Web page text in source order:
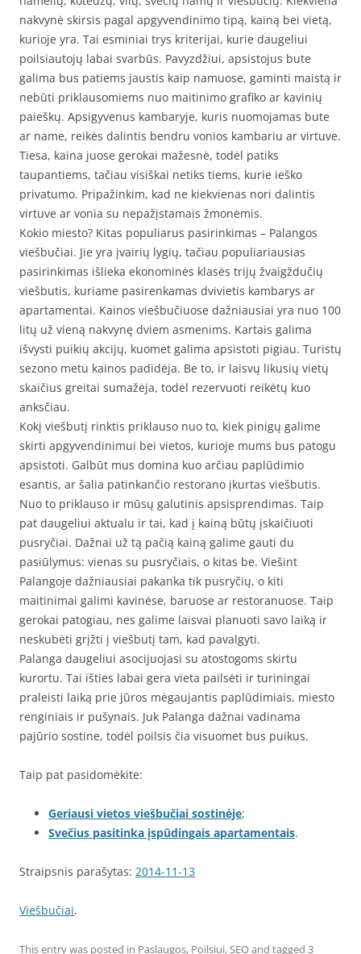
nakvynė skirsis pagal apgyvendinimo tipą, kainą bei vietą,
kurioje yra. Tai esminiai trys kriterijai, kurie daugeliui
poilsiautojų labai svarbūs. Pavyzdžiui, apsistojus bute
galima bus patiems jaustis kaip namuose, gaminti maistą ir
nebūti priklausomiems nuo maitinimo grafiko ar kavinių
paieškų. Apsigyvenus kambaryje, kuris nuomojamas bute
ar name, reikės dalintis bendru vonios kambariu ar virtuve.
Tiesa, kaina juose gerokai mažesnė, todėl patiks
taupantiems, tačiau visiškai netiks tiems, kurie ieško
privatumo. Pripažinkim, kad ne kiekvienas nori dalintis
virtuve ar vonia su nepažįstamais žmonėmis.
Kokio miesto? Kitas populiarus pasirinkimas – Palangos
viešbučiai. Jie yra įvairių lygių, tačiau populiariausias
pasirinkimas išlieka ekonominės klasės trijų žvaigždučių
viešbutis, kuriame pasirenkamas dvivietis kambarys ar
apartamentai. Kainos viešbučiuose dažniausiai yra nuo 100
litų už vieną nakvynę dviem asmenims. Kartais galima
išvysti puikių akcijų, kuomet galima apsistoti pigiau. Turistų
sezono metu kainos padidėja. Be to, ir laisvų likusių vietų
skaičius greitai sumažėja, todėl rezervuoti reikėtų kuo
anksčiau.
Kokį viešbutį rinktis priklauso nuo to, kiek pinigų galime
skirti apgyvendinimui bei vietos, kurioje mums bus patogu
apsistoti. Galbūt mus domina kuo arčiau paplūdimio
esantis, ar šalia patinkančio restorano įkurtas viešbutis.
Nuo to priklauso ir mūsų galutinis apsisprendimas. Taip
pat daugeliui aktualu ir tai, kad į kainą būtų įskaičiuoti
pusryčiai. Dažnai už tą pačią kainą galime gauti du
pasiūlymus: vienas su pusryčiais, o kitas be. Viešint
Palangoje dažniausiai pakanka tik pusryčių, o kiti
maitinimai galimi kavinėse, baruose ar restoranuose. Taip
gerokai patogiau, nes galime laisvai planuoti savo laiką ir
neskubėti grįžti į viešbutį tam, kad pavalgyti.
Palanga daugeliui asocijuojasi su atostogoms skirtu
kurortu. Tai išties labai gera vieta pailsėti ir turiningai
praleisti laiką prie jūros mėgaujantis paplūdimiais, miesto
renginiais ir pušynais. Juk Palanga dažnai vadinama
pajūrio sostine, todėl poilsis čia visuomet bus puikus.
Taip pat pasidomėkite:
Geriausi vietos viešbučiai sostinėje;
Svečius pasitinka įspūdingais apartamentais.
Straipsnis parašytas: 2014-11-13
Viešbučiai.
This entry was posted in Paslaugos, Poilsiui,SEOand tagged 3